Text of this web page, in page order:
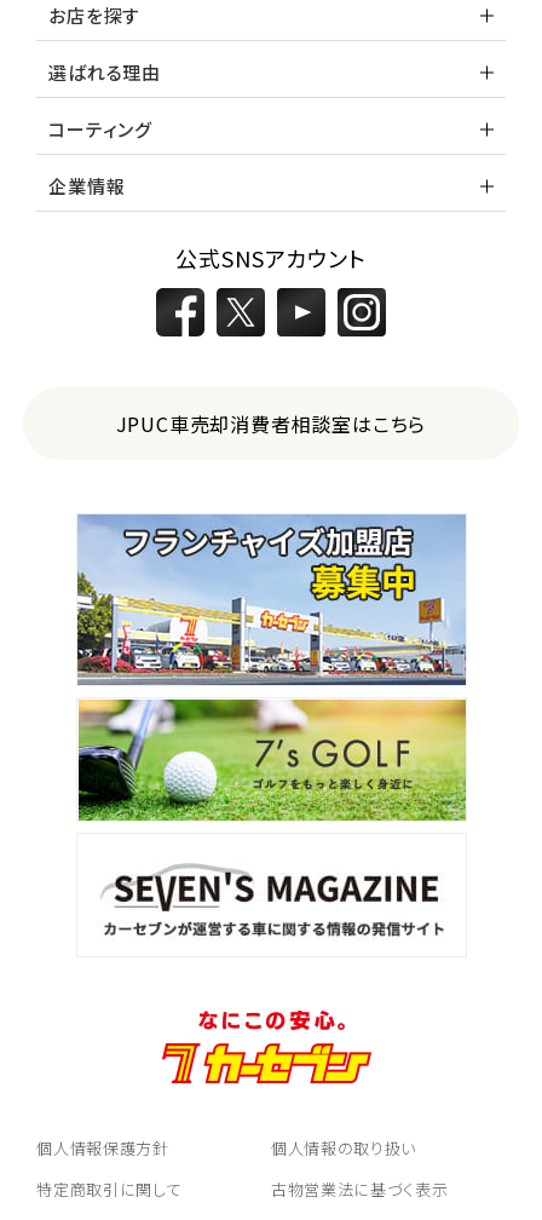
レガシィツーリングワゴン
3位
トヨタ
カローラフィールダー
ホンダ
ステップワゴン
2位
トヨタ
アルファード
3位
ヴォクシー
1位
トヨタ
ヤリスクロス
お店を探す
選ばれる理由
コーティング
企業情報
公式SNSアカウント
JPUC車売却消費者相談室はこちら
個人情報保護方針
個人情報の取り扱い
特定商取引に関して
古物営業法に基づく表示